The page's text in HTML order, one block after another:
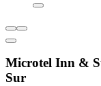
Microtel Inn &
Sur